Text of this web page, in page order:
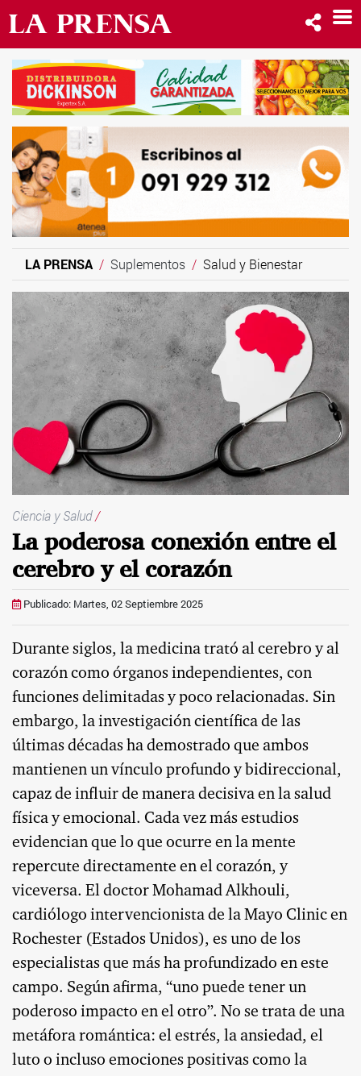
LA PRENSA Suplementos Salud y Bienestar
Ciencia y Salud/
La poderosa conexión entre el
cerebro y el corazón
Publicado: Martes, 02 Septiembre 2025
Durante siglos, la medicina trató al cerebro y al
corazón como órganos independientes, con
funciones delimitadas y poco relacionadas. Sin
embargo, la investigación científica de las
últimas décadas ha demostrado que ambos
mantienen un vínculo profundo y bidireccional,
capaz de influir de manera decisiva en la salud
física y emocional. Cada vez más estudios
evidencian que lo que ocurre en la mente
repercute directamente en el corazón, y
viceversa. El doctor Mohamad Alkhouli,
cardiólogo intervencionista de la Mayo Clinic en
Rochester (Estados Unidos), es uno de los
especialistas que más ha profundizado en este
campo. Según afirma, “uno puede tener un
poderoso impacto en el otro”. No se trata de una
metáfora romántica: el estrés, la ansiedad, el
luto o incluso emociones positivas como la